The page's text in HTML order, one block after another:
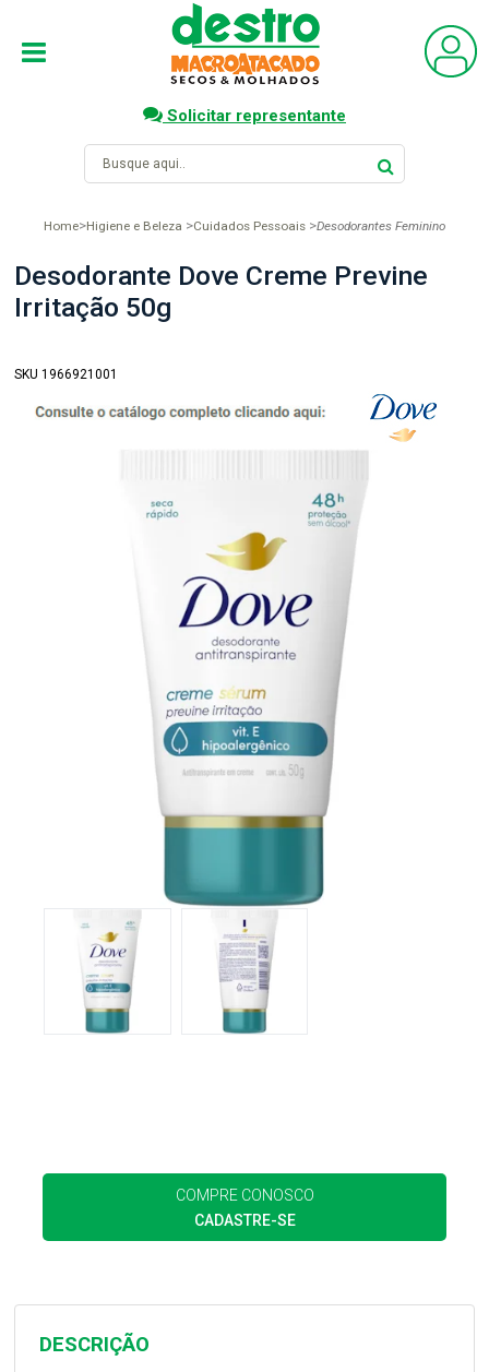
Solicitar representante
Home Higiene e Beleza Cuidados Pessoais Desodorantes Feminino
Desodorante Dove Creme Previne
Irritação 50g
SKU 1966921001
COMPRE CONOSCO
CADASTRE-SE
DESCRIÇÃO